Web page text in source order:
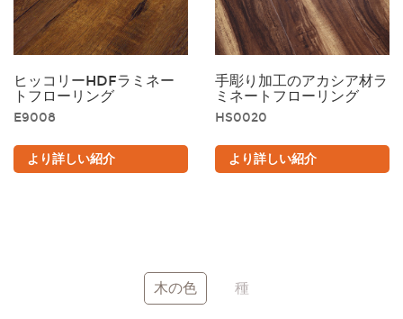
ヒッコリーHDFラミネー
トフローリング
E9008
より詳しい紹介
手彫り加工のアカシア材ラ
ミネートフローリング
HS0020
より詳しい紹介
木の色 種
その他のカラー紹介